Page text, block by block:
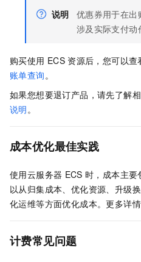
说明
优惠券用于在出
涉及实际支付动
购买使用 ECS 资源后，您可以
账单查询 。
如果您想要退订产品，请先了解
说明 。
成本优化最佳实践
使用云服务器 ECS 时，成本主
以从归集成本、优化资源、升级
化运维等方面优化成本。更多详
计费常见问题